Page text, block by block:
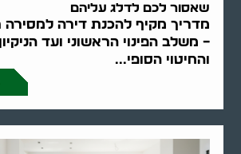
שאסור לכם לדלג עליהם
– משלב הפינוי הראשוני ועד
והחיטוי הסופי...